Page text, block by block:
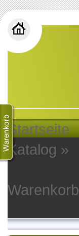
Startseite
Katalog »
Warenkorb